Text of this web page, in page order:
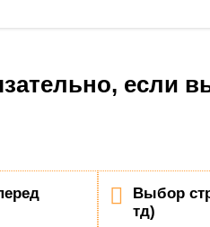
если
Выбор
тд)